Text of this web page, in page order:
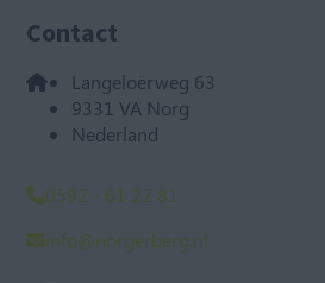
Contact
Langeloërweg 63
9331 VA Norg
Nederland
0592 - 61 22 81
info@norgerberg.nl